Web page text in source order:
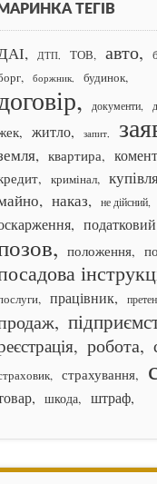
ТЕГІВ
ДТП ТОВ авто
боржник будинок
документи
житло запит
квартира
кримінал
наказ не дійсний
положення
працівник
робота
страхування
шкода штраф